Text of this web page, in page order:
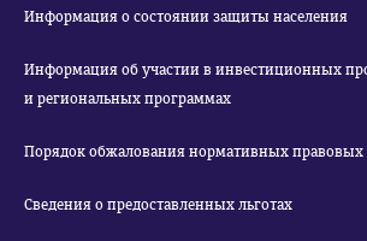
Информация о состоянии защиты населения
Информация об участии в инвестиционных
и региональных программах
Порядок обжалования нормативных правовых
Сведения о предоставленных льготах